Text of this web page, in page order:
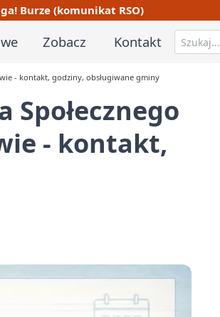
Burze (komunikat RSO)
Zobacz Kontakt
- kontakt, godziny, obsługiwane gminy
Społecznego
- kontakt,